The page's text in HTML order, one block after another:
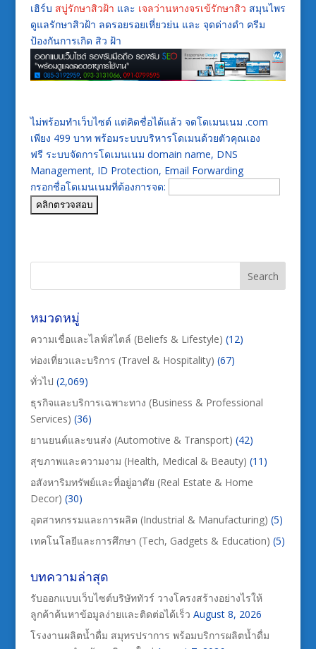
เฮิร์บ สบู่รักษาสิวฝ้า และ เจลว่านหางจรเข้รักษาสิว สมุนไพร
ดูแลรักษาสิวฝ้า ลดรอยรอยเหี่ยวย่น และ จุดด่างดำ ครีม
ป้องกันการเกิด สิว ฝ้า
ไม่พร้อมทำเว็บไซต์ แต่คิดชื่อได้แล้ว จดโดเมนเนม .com
เพียง 499 บาท พร้อมระบบบริหารโดเมนด้วยตัวคุณเอง
ฟรี ระบบจัดการโดเมนเนม domain name, DNS
Management, ID Protection, Email Forwarding
กรอกชื่อโดเมนเนมที่ต้องการจด:
หมวดหมู่
ความเชื่อและไลฟ์สไตล์ (Beliefs & Lifestyle) (12)
ท่องเที่ยวและบริการ (Travel & Hospitality) (67)
ทั่วไป (2,069)
ธุรกิจและบริการเฉพาะทาง (Business & Professional
Services) (36)
ยานยนต์และขนส่ง (Automotive & Transport) (42)
สุขภาพและความงาม (Health, Medical & Beauty) (11)
อสังหาริมทรัพย์และที่อยู่อาศัย (Real Estate & Home
Decor) (30)
อุตสาหกรรมและการผลิต (Industrial & Manufacturing) (5)
เทคโนโลยีและการศึกษา (Tech, Gadgets & Education) (5)
บทความล่าสุด
รับออกแบบเว็บไซต์บริษัททัวร์ วางโครงสร้างอย่างไรให้
ลูกค้าค้นหาข้อมูลง่ายและติดต่อได้เร็ว August 8, 2026
โรงงานผลิตน้ำดื่ม สมุทรปราการ พร้อมบริการผลิตน้ำดื่ม